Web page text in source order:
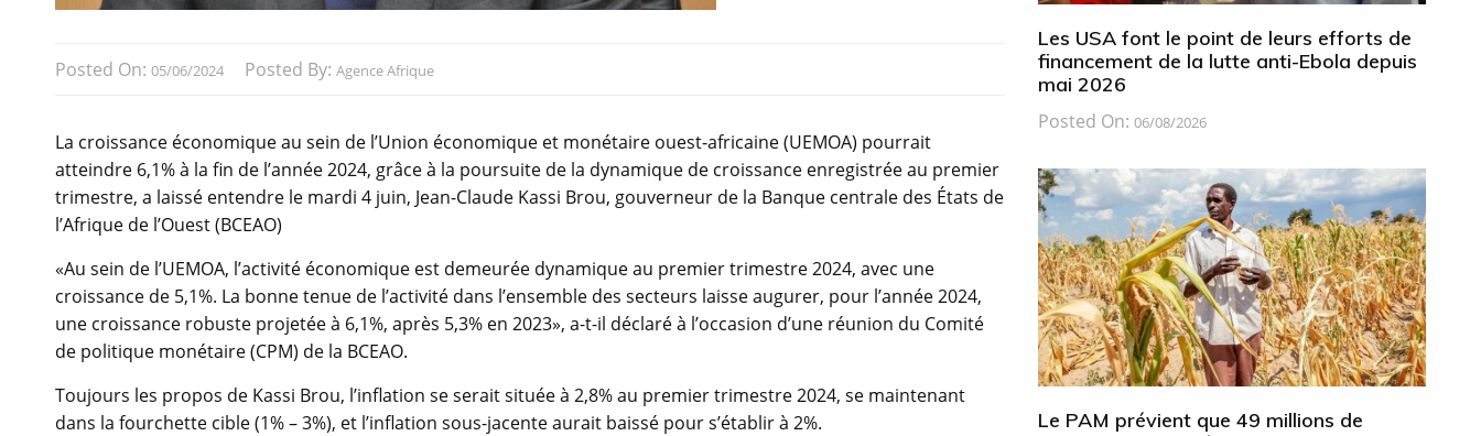
Posted On: 05/06/2024 Posted By: Agence Afrique
La croissance économique au sein de l’Union économique et monétaire ouest-africaine (UEMOA) pourrait
atteindre 6,1% à la fin de l’année 2024, grâce à la poursuite de la dynamique de croissance enregistrée au premier
trimestre, a laissé entendre le mardi 4 juin, Jean-Claude Kassi Brou, gouverneur de la Banque centrale des États de
l’Afrique de l’Ouest (BCEAO)
«Au sein de l’UEMOA, l’activité économique est demeurée dynamique au premier trimestre 2024, avec une
croissance de 5,1%. La bonne tenue de l’activité dans l’ensemble des secteurs laisse augurer, pour l’année 2024,
une croissance robuste projetée à 6,1%, après 5,3% en 2023», a-t-il déclaré à l’occasion d’une réunion du Comité
de politique monétaire (CPM) de la BCEAO.
Toujours les propos de Kassi Brou, l’inflation se serait située à 2,8% au premier trimestre 2024, se maintenant
dans la fourchette cible (1% – 3%), et l’inflation sous-jacente aurait baissé pour s’établir à 2%.
Les USA font le point de leurs efforts de
financement de la lutte anti-Ebola depuis
mai 2026
Posted On: 06/08/2026
Le PAM prévient que 49 millions de